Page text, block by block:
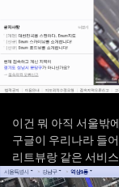
이건 뭐 아직 서울밖
구글이 우리나라 들
리트뷰랑 같은 서비